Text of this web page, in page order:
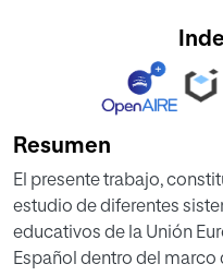
Resumen
El presente trabajo,
estudio de diferentes
educativos de la Unión
Español dentro del marco